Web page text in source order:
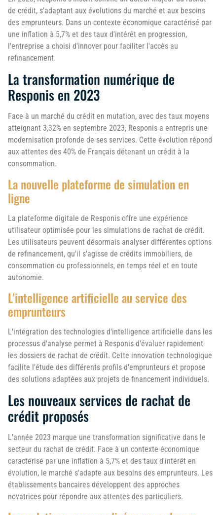
de crédit, s'adaptant aux évolutions du marché et aux besoins
des emprunteurs. Dans un contexte économique caractérisé par
une inflation à 5,7% et des taux d'intérêt en progression,
l'entreprise a choisi d'innover pour faciliter l'accès au
refinancement.
La transformation numérique de
Responis en 2023
Face à un marché du crédit en mutation, avec des taux moyens
atteignant 3,32% en septembre 2023, Responis a entrepris une
modernisation profonde de ses services. Cette évolution répond
aux attentes des 40% de Français détenant un crédit à la
consommation.
La nouvelle plateforme de simulation en
ligne
La plateforme digitale de Responis offre une expérience
utilisateur optimisée pour les simulations de rachat de crédit.
Les utilisateurs peuvent désormais analyser différentes options
de refinancement, qu'il s'agisse de crédits immobiliers, de
consommation ou professionnels, en temps réel et en toute
autonomie.
L'intelligence artificielle au service des
emprunteurs
L'intégration des technologies d'intelligence artificielle dans les
processus d'analyse permet à Responis d'évaluer rapidement
les dossiers de rachat de crédit. Cette innovation technologique
facilite l'étude des différents profils d'emprunteurs et propose
des solutions adaptées aux projets de financement individuels.
Les nouveaux services de rachat de
crédit proposés
L'année 2023 marque une transformation significative dans le
secteur du rachat de crédit. Face à un contexte économique
caractérisé par une inflation à 5,7% et des taux d'intérêt en
évolution, le marché s'adapte aux besoins des emprunteurs. Les
établissements bancaires développent des approches
novatrices pour répondre aux attentes des particuliers.